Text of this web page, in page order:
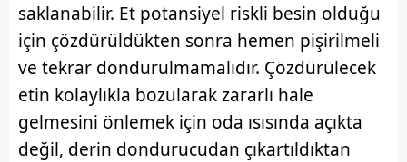
Metnimizi ziyaret edebilirsiniz.
6698 sayılı Kişisel Verilerin Korunması Kanunu uyarınca
hazırlanmış Aydınlatma Metnimizi okumak ve sitemizde
ilgili mevzuata uygun olarak kullanılan çerezlerle ilgili bilgi
almak için lütfen tıklayınız.
saklanabilir. Et potansiyel riskli besin olduğu
için çözdürüldükten sonra hemen pişirilmeli
ve tekrar dondurulmamalıdır. Çözdürülecek
etin kolaylıkla bozularak zararlı hale
gelmesini önlemek için oda ısısında açıkta
değil, derin dondurucudan çıkartıldıktan